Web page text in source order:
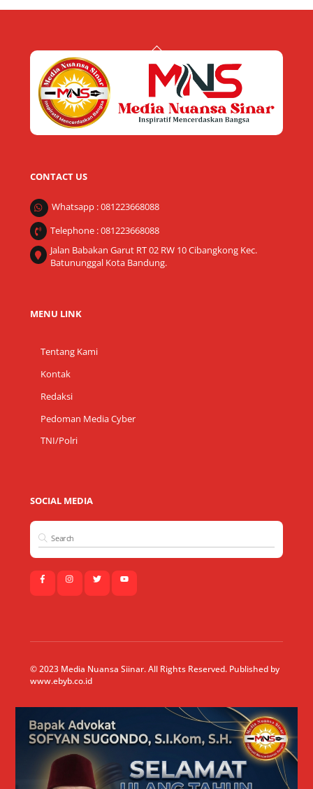
Back
Top
CONTACT US
Whatsapp : 081223668088
Telephone : 081223668088
Jalan Babakan Garut RT 02 RW 10 Cibangkong Kec.
Batununggal Kota Bandung.
MENU LINK
Tentang Kami
Kontak
Redaksi
Pedoman Media Cyber
TNI/Polri
SOCIAL MEDIA
© 2023 Media Nuansa Siinar. All Rights Reserved. Published by
www.ebyb.co.id